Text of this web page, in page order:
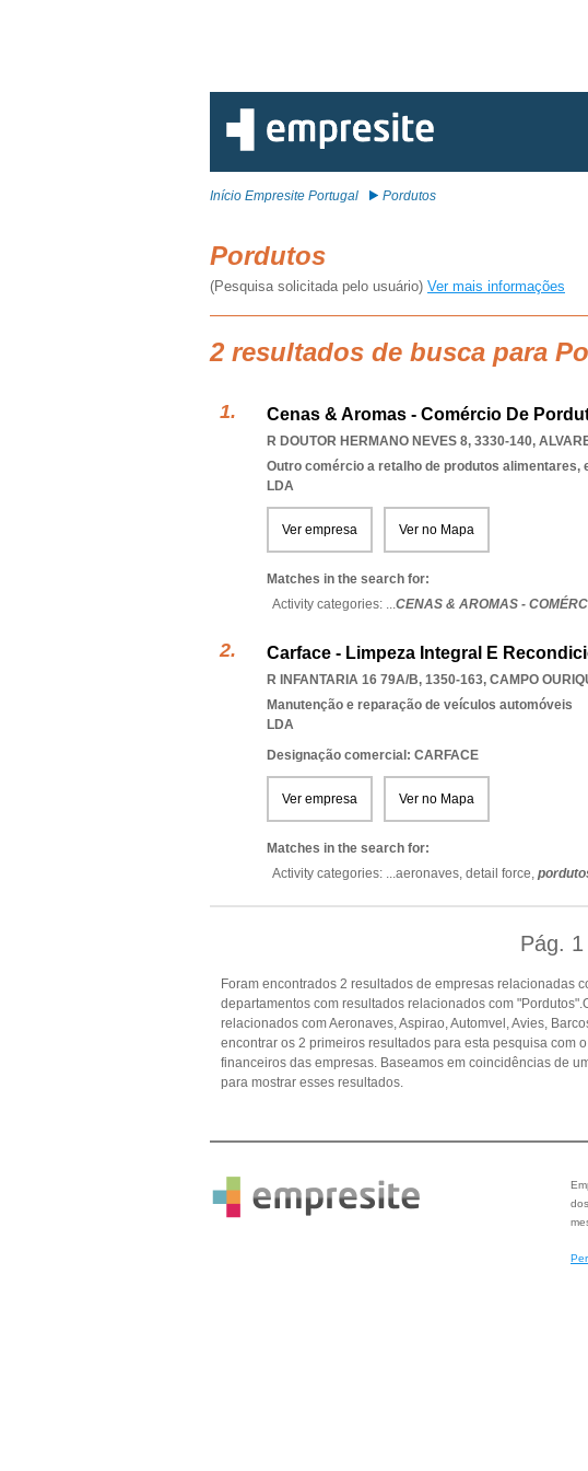
Início Empresite Portugal Pordutos
Pordutos
(Pesquisa solicitada pelo usuário) Ver mais informações
2 resultados de busca para
Cenas & Aromas - Comércio De
R DOUTOR HERMANO NEVES 8, 3330-140,
Outro comércio a retalho de produtos alimentares,
LDA
Ver empresa Ver no Mapa
Matches in the search for:
Activity categories: ...CENAS & AROMAS -
Carface - Limpeza Integral E
R INFANTARIA 16 79A/B, 1350-163, CAMPO
Manutenção e reparação de veículos automóveis
LDA
Designação comercial: CARFACE
Ver empresa Ver no Mapa
Matches in the search for:
Activity categories: ...aeronaves, detail force,
Pág. 1
Foram encontrados 2 resultados de empresas relacionadas
departamentos com resultados relacionados com
relacionados com Aeronaves, Aspirao, Automvel, Avies,
encontrar os 2 primeiros resultados para esta pesquisa com
financeiros das empresas. Baseamos em coincidências de
para mostrar esses resultados.